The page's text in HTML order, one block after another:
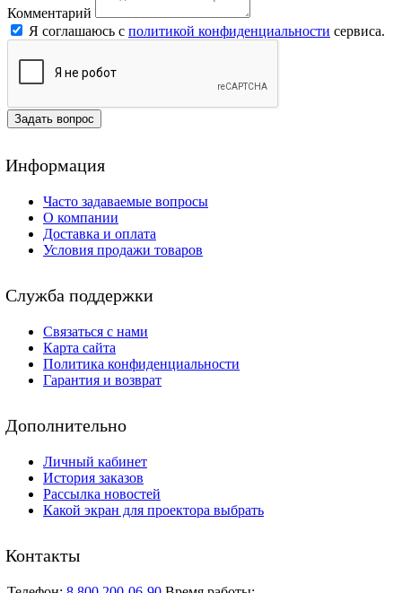
Комментарий
Я соглашаюсь с политикой конфиденциальности сервиса.
Задать вопрос
Информация
Часто задаваемые вопросы
О компании
Доставка и оплата
Условия продажи товаров
Служба поддержки
Связаться с нами
Карта сайта
Политика конфиденциальности
Гарантия и возврат
Дополнительно
Личный кабинет
История заказов
Рассылка новостей
Какой экран для проектора выбрать
Контакты